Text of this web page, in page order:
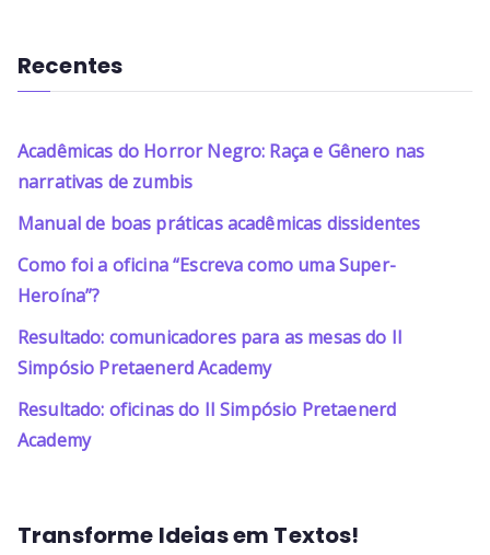
Recentes
Acadêmicas do Horror Negro: Raça e Gênero nas
narrativas de zumbis
Manual de boas práticas acadêmicas dissidentes
Como foi a oficina “Escreva como uma Super-
Heroína”?
Resultado: comunicadores para as mesas do II
Simpósio Pretaenerd Academy
Resultado: oficinas do II Simpósio Pretaenerd
Academy
Transforme Ideias em Textos!